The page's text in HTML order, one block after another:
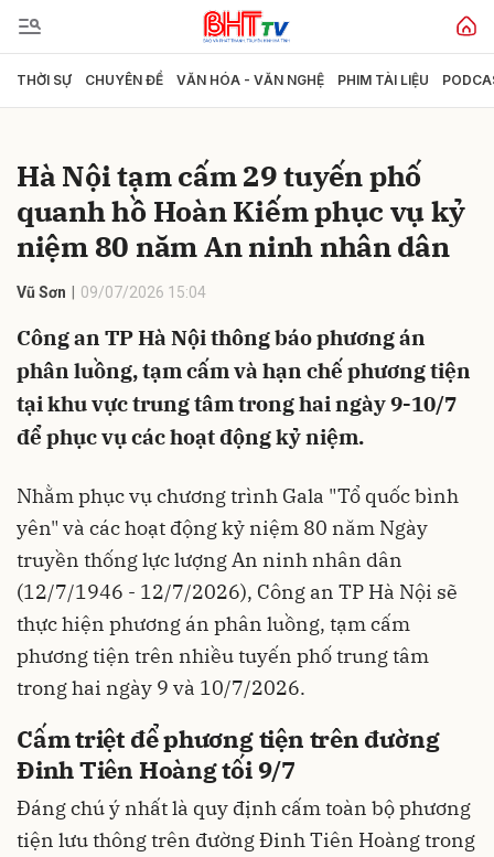
THỜI SỰ CHUYÊN ĐỀ VĂN HÓA - VĂN NGHỆ PHIM TÀI LIỆU
Hà Nội tạm cấm 29 tuyến phố
quanh hồ Hoàn Kiếm phục vụ kỷ
niệm 80 năm An ninh nhân dân
Vũ Sơn 09/07/2026 15:04
Công an TP Hà Nội thông báo phương án
phân luồng, tạm cấm và hạn chế phương tiện
tại khu vực trung tâm trong hai ngày 9-10/7
để phục vụ các hoạt động kỷ niệm.
Nhằm phục vụ chương trình Gala "Tổ quốc bình
yên" và các hoạt động kỷ niệm 80 năm Ngày
truyền thống lực lượng An ninh nhân dân
(12/7/1946 - 12/7/2026), Công an TP Hà Nội sẽ
thực hiện phương án phân luồng, tạm cấm
phương tiện trên nhiều tuyến phố trung tâm
trong hai ngày 9 và 10/7/2026.
Cấm triệt để phương tiện trên đường
Đinh Tiên Hoàng tối 9/7
Đáng chú ý nhất là quy định cấm toàn bộ phương
tiện lưu thông trên đường Đinh Tiên Hoàng trong
Gửi bình luận
Hủy